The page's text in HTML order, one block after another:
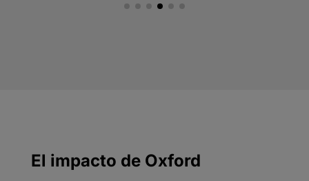
El impacto de Oxford